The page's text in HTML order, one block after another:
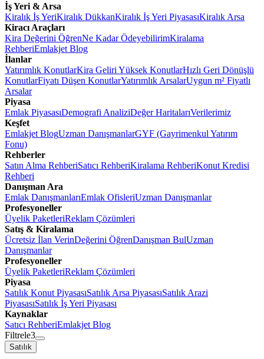
İş Yeri & Arsa
Kiralık İş YeriKiralık DükkanKiralık İş Yeri PiyasasıKiralık Arsa
Kiracı Araçları
Kira Değerini ÖğrenNe Kadar ÖdeyebilirimKiralama
RehberiEmlakjet Blog
İlanlar
Yatırımlık KonutlarKira Geliri Yüksek KonutlarHızlı Geri Dönüşlü
KonutlarFiyatı Düşen KonutlarYatırımlık ArsalarUygun m² Fiyatlı
Arsalar
Piyasa
Emlak PiyasasıDemografi AnaliziDeğer HaritalarıVerilerimiz
Keşfet
Emlakjet BlogUzman DanışmanlarGYF (Gayrimenkul Yatırım
Fonu)
Rehberler
Satın Alma RehberiSatıcı RehberiKiralama RehberiKonut Kredisi
Rehberi
Danışman Ara
Emlak DanışmanlarıEmlak OfisleriUzman Danışmanlar
Profesyoneller
Üyelik PaketleriReklam Çözümleri
Satış & Kiralama
Ücretsiz İlan VerinDeğerini ÖğrenDanışman BulUzman
Danışmanlar
Profesyoneller
Üyelik PaketleriReklam Çözümleri
Piyasa
Satılık Konut PiyasasıSatılık Arsa PiyasasıSatılık Arazi
PiyasasıSatılık İş Yeri Piyasası
Kaynaklar
Satıcı RehberiEmlakjet Blog
Filtrele3
Satılık